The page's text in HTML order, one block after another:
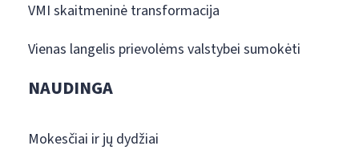
VMI skaitmeninė transformacija
Vienas langelis prievolėms valstybei sumokėti
NAUDINGA
Mokesčiai ir jų dydžiai